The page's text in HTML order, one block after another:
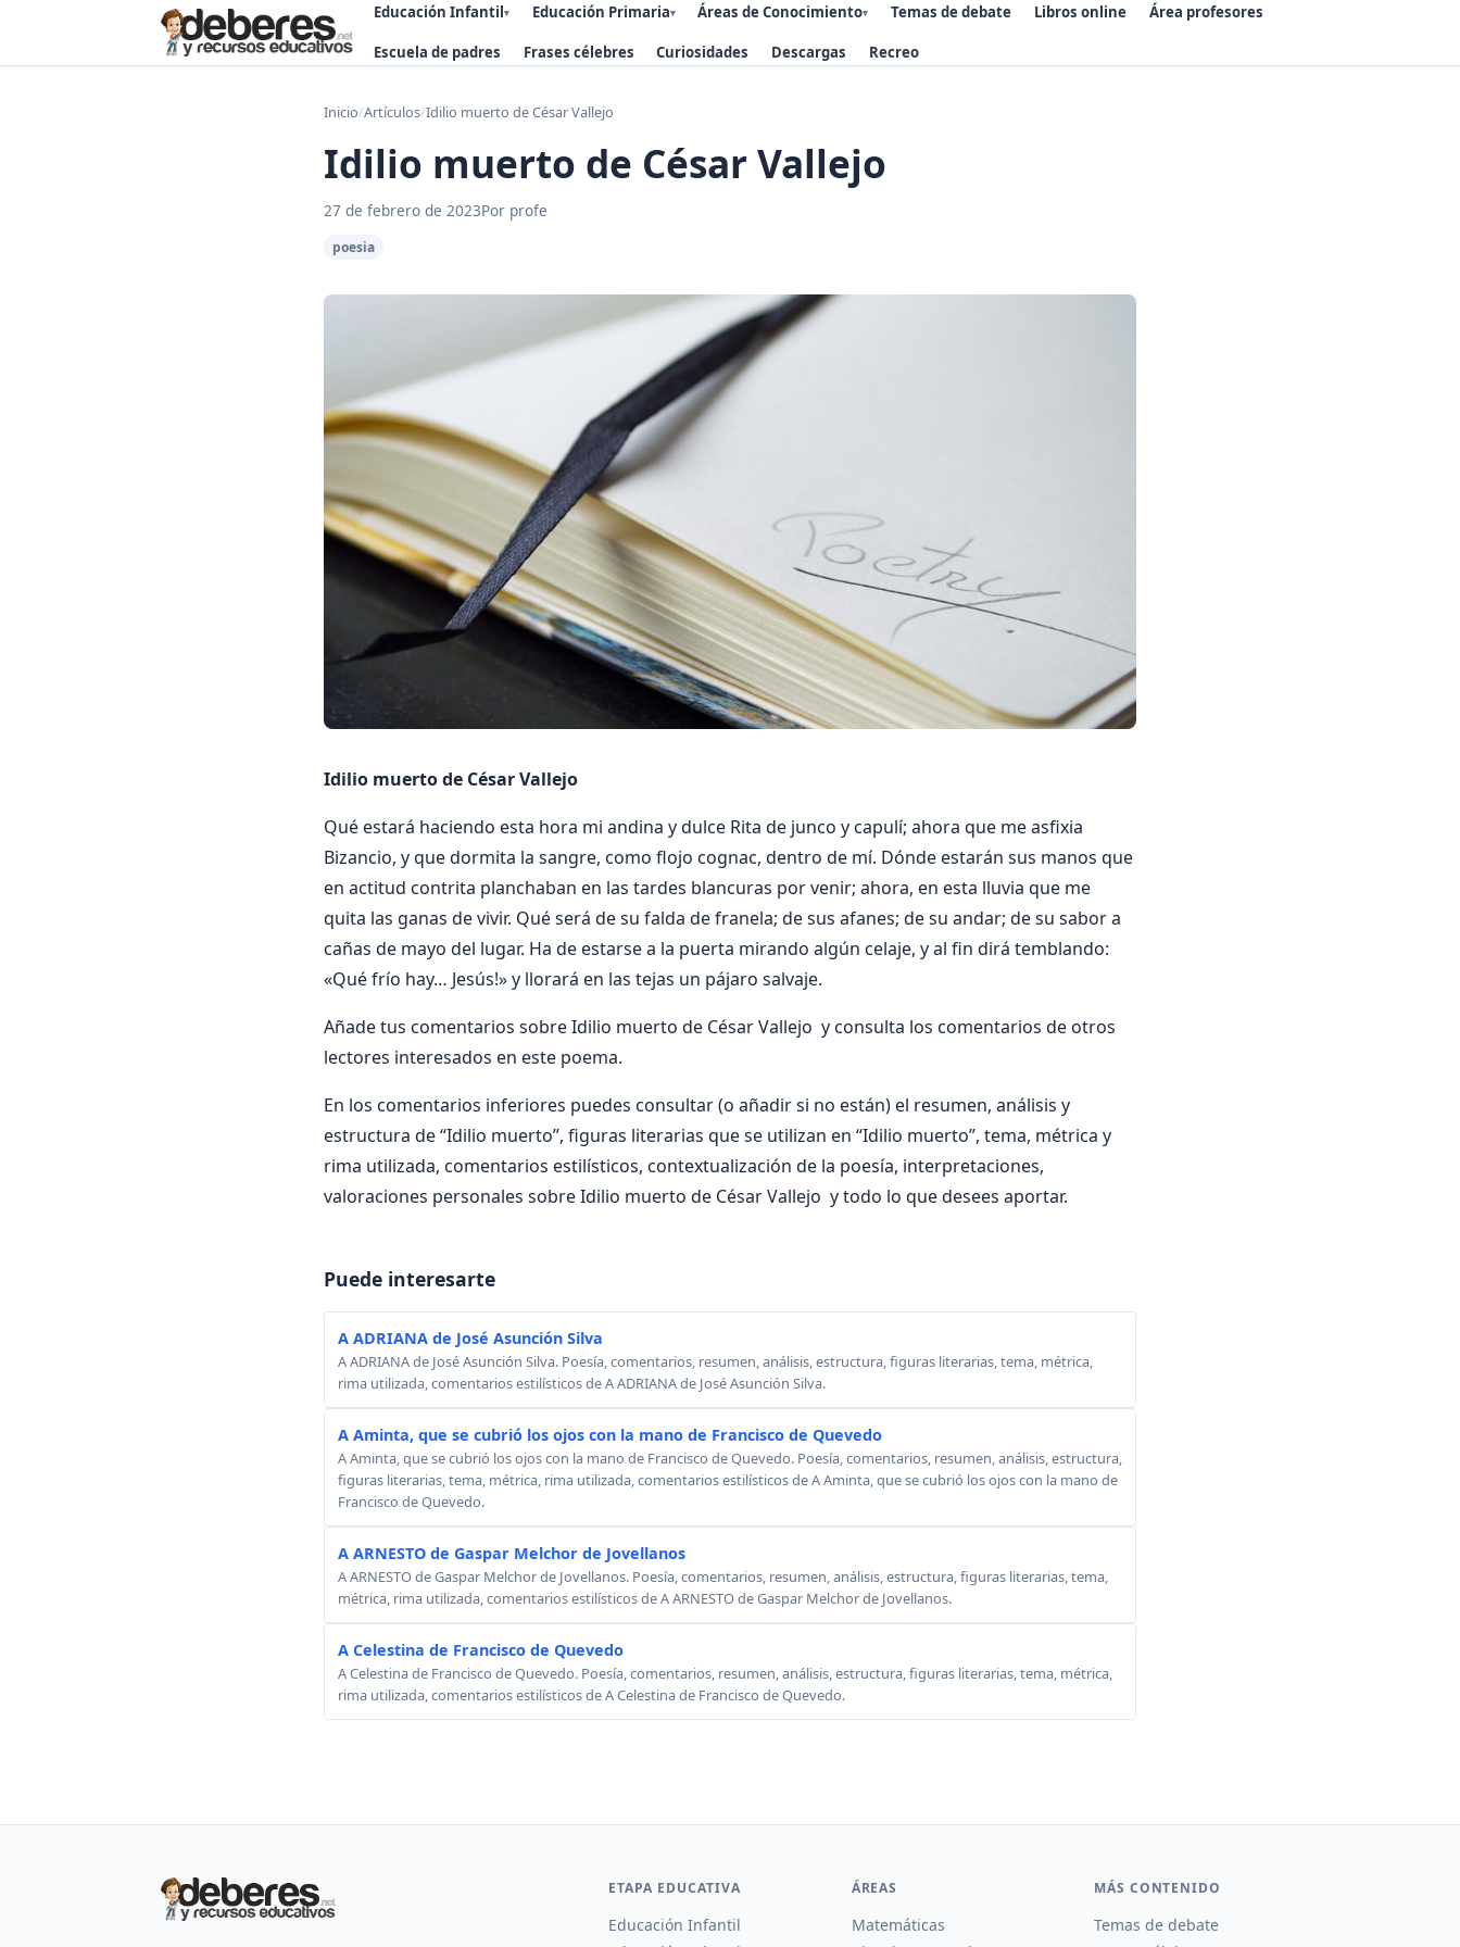
Educación Infantil▾ Educación Primaria▾ Áreas de Conocimiento▾ Temas de debate Libros online Área profesores
Escuela de padres Frases célebres Curiosidades Descargas Recreo
Inicio/Artículos/Idilio muerto de César Vallejo
Idilio muerto de César Vallejo
27 de febrero de 2023Por profe
poesia
Idilio muerto de César Vallejo
Qué estará haciendo esta hora mi andina y dulce Rita de junco y capulí; ahora que me asfixia
Bizancio, y que dormita la sangre, como flojo cognac, dentro de mí. Dónde estarán sus manos que
en actitud contrita planchaban en las tardes blancuras por venir; ahora, en esta lluvia que me
quita las ganas de vivir. Qué será de su falda de franela; de sus afanes; de su andar; de su sabor a
cañas de mayo del lugar. Ha de estarse a la puerta mirando algún celaje, y al fin dirá temblando:
«Qué frío hay… Jesús!» y llorará en las tejas un pájaro salvaje.
Añade tus comentarios sobre Idilio muerto de César Vallejo y consulta los comentarios de otros
lectores interesados en este poema.
En los comentarios inferiores puedes consultar (o añadir si no están) el resumen, análisis y
estructura de “Idilio muerto”, figuras literarias que se utilizan en “Idilio muerto”, tema, métrica y
rima utilizada, comentarios estilísticos, contextualización de la poesía, interpretaciones,
valoraciones personales sobre Idilio muerto de César Vallejo y todo lo que desees aportar.
Puede interesarte
A ADRIANA de José Asunción Silva
A ADRIANA de José Asunción Silva. Poesía, comentarios, resumen, análisis, estructura, figuras literarias, tema, métrica,
rima utilizada, comentarios estilísticos de A ADRIANA de José Asunción Silva.
A Aminta, que se cubrió los ojos con la mano de Francisco de Quevedo
A Aminta, que se cubrió los ojos con la mano de Francisco de Quevedo. Poesía, comentarios, resumen, análisis, estructura,
figuras literarias, tema, métrica, rima utilizada, comentarios estilísticos de A Aminta, que se cubrió los ojos con la mano de
Francisco de Quevedo.
A ARNESTO de Gaspar Melchor de Jovellanos
A ARNESTO de Gaspar Melchor de Jovellanos. Poesía, comentarios, resumen, análisis, estructura, figuras literarias, tema,
métrica, rima utilizada, comentarios estilísticos de A ARNESTO de Gaspar Melchor de Jovellanos.
A Celestina de Francisco de Quevedo
A Celestina de Francisco de Quevedo. Poesía, comentarios, resumen, análisis, estructura, figuras literarias, tema, métrica,
rima utilizada, comentarios estilísticos de A Celestina de Francisco de Quevedo.
ETAPA EDUCATIVA
Educación Infantil
ÁREAS
Matemáticas
MÁS CONTENIDO
Temas de debate